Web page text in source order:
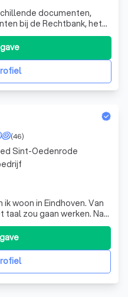
documenten,
bij de Rechtbank, het
en verschillende
(46)
woon in Eindhoven. Van
taal zou gaan werken. Na
in Minsk
als tolk/vertaler. In
Ik wilde natuurlijk
Sint-Oedenrode